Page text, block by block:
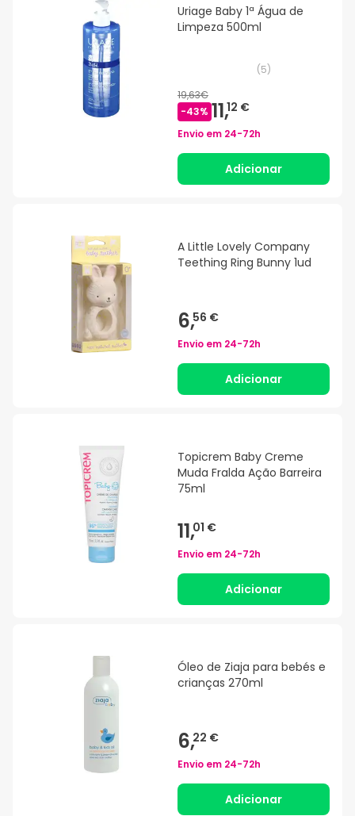
Uriage Baby 1ª Água de
Limpeza 500ml
(5)
19,63€
-43% 11,12 €
Envio em 24-72h
Adicionar
A Little Lovely Company
Teething Ring Bunny 1ud
6,56 €
Envio em 24-72h
Adicionar
Topicrem Baby Creme
Muda Fralda Ação Barreira
75ml
11,01 €
Envio em 24-72h
Adicionar
Óleo de Ziaja para bebés e
crianças 270ml
6,22 €
Envio em 24-72h
Adicionar